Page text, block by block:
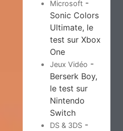
Microsoft -
Sonic Colors
Ultimate, le
test sur Xbox
One
Jeux Vidéo -
Berserk Boy,
le test sur
Nintendo
Switch
DS & 3DS -